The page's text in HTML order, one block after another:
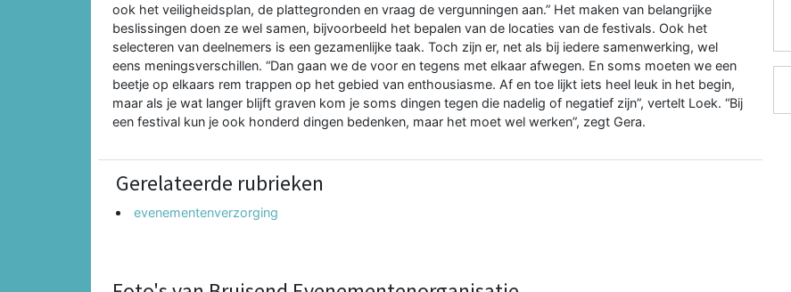
ook het veiligheidsplan, de plattegronden en vraag de vergunningen aan.” Het maken van belangrijke
beslissingen doen ze wel samen, bijvoorbeeld het bepalen van de locaties van de festivals. Ook het
selecteren van deelnemers is een gezamenlijke taak. Toch zijn er, net als bij iedere samenwerking, wel
eens meningsverschillen. “Dan gaan we de voor en tegens met elkaar afwegen. En soms moeten we een
beetje op elkaars rem trappen op het gebied van enthousiasme. Af en toe lijkt iets heel leuk in het begin,
maar als je wat langer blijft graven kom je soms dingen tegen die nadelig of negatief zijn”, vertelt Loek. “Bij
een festival kun je ook honderd dingen bedenken, maar het moet wel werken”, zegt Gera.
Gerelateerde rubrieken
evenementenverzorging